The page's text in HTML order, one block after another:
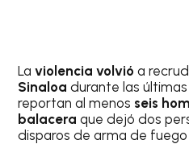
Laviolencia volvió a
Sinaloa durante las
reportan al menos seis
balacera que dejó dos
disparos de arma de fuego